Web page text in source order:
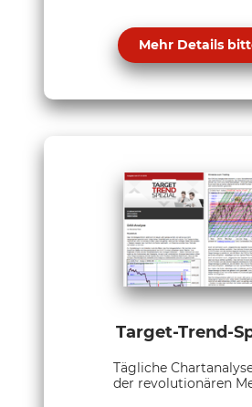
Mehr Details
Target-Trend-
Tägliche
der revolutionären